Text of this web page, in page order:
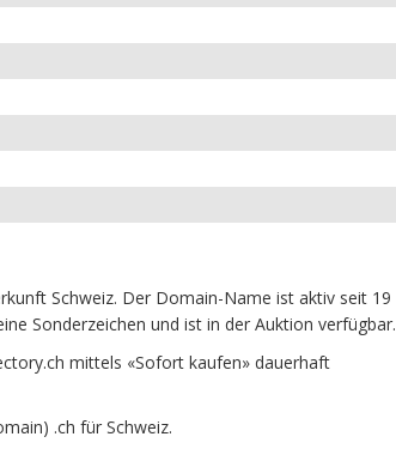
Schweiz. Der Domain-Name ist aktiv seit 19
Sonderzeichen und ist in der Auktion verfügbar.
mittels «Sofort kaufen» dauerhaft
.ch für Schweiz.